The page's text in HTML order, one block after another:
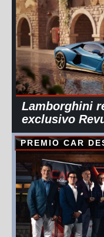
Lamborghini
exclusivo
PREMIO CAR